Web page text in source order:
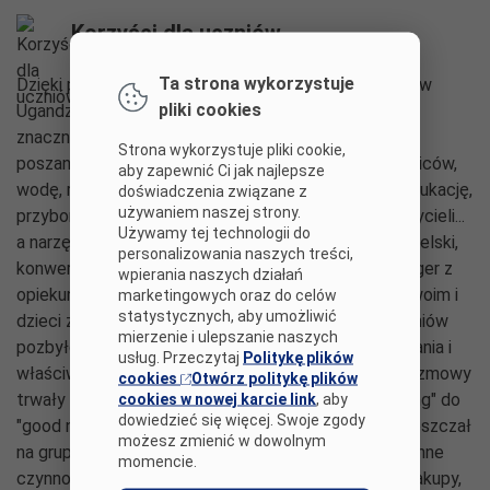
Korzyści dla uczniów
Dzięki projektowi przyjrzeliśmy się bliżej życiu dzieci w
Ugandzie, ich problemom, troskom, które różnią się
znacznie od naszej rzeczywistości. Nauczyliśmy się
poszanowania tego, co mamy: dom, troskliwych rodziców,
wodę, regularne posiłki, czyste ubrania, bezpłatną edukację,
przybory szkolne, dobrze wyposażoną szkołę, nauczycieli...
a narzędziem do osiągnięcia tej wiedzy był język angielski,
konwersacje na żywo i tekstowe w aplikacji Messenger z
opiekunem grupy, który chętnie opowiadał o życiu swoim i
dzieci z sierocińca. Dzięki tym rozmowom, wielu uczniów
pozbyło się bariery językowej, chętnie zadawało pytania i
właściwie odpowiadało na pytania dzieci z Afryki. Rozmowy
trwały czasami od rana do wieczora, od "good morning" do
"good night". Nicko, opiekun sierocińca, często zamieszczał
na grupie fotorelacje z sierocińca, pokazywał codzienne
czynności- rozpalanie ognia, gotowanie, zmywanie, zakupy,
Ta strona wykorzystuje
pliki cookies
Strona wykorzystuje pliki cookie,
aby zapewnić Ci jak najlepsze
doświadczenia związane z
używaniem naszej strony.
Używamy tej technologii do
personalizowania naszych treści,
wpierania naszych działań
marketingowych oraz do celów
statystycznych, aby umożliwić
mierzenie i ulepszanie naszych
usług. Przeczytaj Politykę plików
cookies
Otwórz politykę plików
cookies w nowej karcie link, aby
dowiedzieć się więcej. Swoje zgody
możesz zmienić w dowolnym
momencie.